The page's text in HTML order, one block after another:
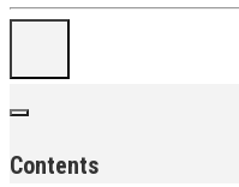
Contents